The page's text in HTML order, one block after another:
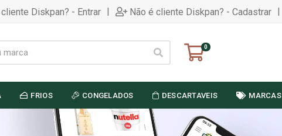
Diskpan? - Entrar | Não é cliente Diskpan? - Cadastrar |
0
FRIOS CONGELADOS DESCARTAVEIS MARCAS